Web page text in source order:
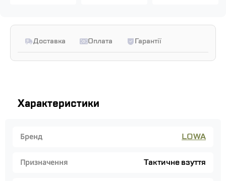
Доставка Оплата Гарантії
Характеристики
Бренд LOWA
Призначення Тактичне взуття